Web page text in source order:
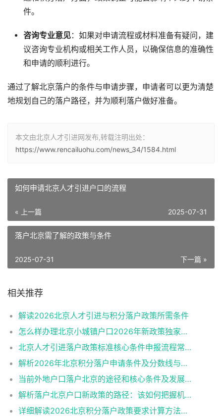
件。
咨询专业意见：如果对申请流程或材料准备有疑问，建
议咨询专业机构或相关工作人员，以确保信息的准确性
和申请的顺利进行。
通过了解北京落户的条件与申请步骤，申请者可以更为清楚
地规划自己的落户路径，并为顺利落户做好准备。
本文由北京人才引进网发布,转载注明出处：
https://www.rencailuohu.com/news_34/1584.html
如何申请北京人才引进户口的流程
« 上一篇 2025-07-31
落户北京需了解的政策与条件
下一篇 »
2025-07-31
相关推荐
解读2026北京人才引进与积分落户政策所需条件
怎么样办理北京小城镇户口2026年新政策独家解读
北京人才引进落户政策标准核心条件申报流程常见误区
解析2026年北京积分落户申请条件及分数线与避坑指南
当前外地户口落户北京的途径和核心条件及发展趋势
解析落户北京户口新政策的路径：该如何把握机遇？
详细解读2026北京积分落户政策要求计算方法申报流程